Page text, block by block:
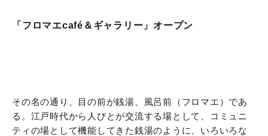
「フロマエcafé＆ギャラリー」オープン
その名の通り、目の前が銭湯、風呂前（フロマエ）であ
る。江戸時代から人びとが交流する場として、コミュニ
ティの場として機能してきた銭湯のように、いろいろな